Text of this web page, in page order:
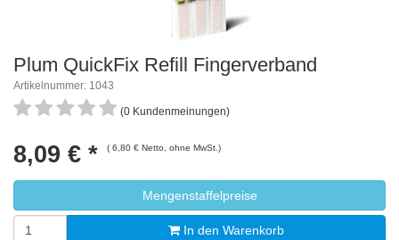
Plum QuickFix Refill Fingerverband
Artikelnummer: 1043
(0 Kundenmeinungen)
8,09 € * ( 6,80 € Netto, ohne MwSt.)
Mengenstaffelpreise
In den Warenkorb